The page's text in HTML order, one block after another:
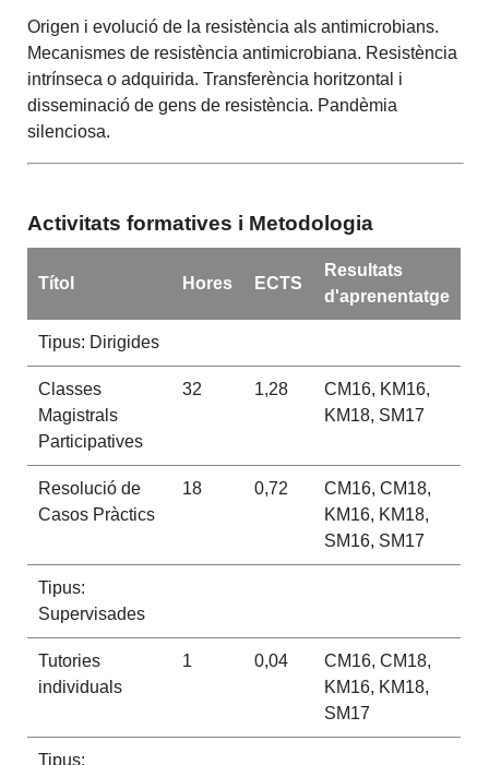
Origen i evolució de la resistència als antimicrobians.
Mecanismes de resistència antimicrobiana. Resistència
intrínseca o adquirida. Transferència horitzontal i
disseminació de gens de resistència. Pandèmia
silenciosa.
Activitats formatives i Metodologia
Títol Hores ECTS
Resultats
d'aprenentatge
Tipus: Dirigides
Classes
Magistrals
Participatives
32 1,28
CM16, KM16,
KM18, SM17
Resolució de
Casos Pràctics
18 0,72
CM16, CM18,
KM16, KM18,
SM16, SM17
Tipus:
Supervisades
Tutories
individuals
1 0,04
CM16, CM18,
KM16, KM18,
SM17
Tipus: